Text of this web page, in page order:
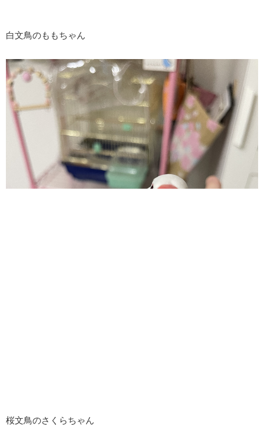
白文鳥のももちゃん
桜文鳥のさくらちゃん